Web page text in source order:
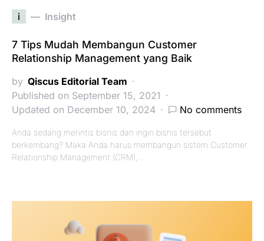
i Insight
7 Tips Mudah Membangun Customer
Relationship Management yang Baik
by Qiscus Editorial Team
Published on September 15, 2021
Updated on December 10, 2024
No comments
Anda sedang merintis bisnis dan ingin bisnis tersebut
berkembang? Maka Anda harus membangun sistem Customer
Relationship Management (CRM),…